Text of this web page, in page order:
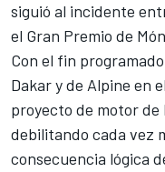
siguió al incidente
el Gran Premio de
Con el fin
Dakar y de Alpine en
proyecto de motor de
debilitando cada vez
consecuencia lógica